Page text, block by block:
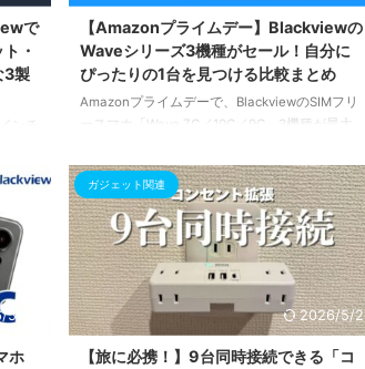
で
・
3製
ンチ
ェ
ら
13日
【Amazonプライムデー】Blackviewの
Waveシリーズ3機種がセール！自分に
ぴったりの1台を見つける比較まとめ
Amazonプライムデーで、BlackviewのSIMフリ
ースマホ「Wave 7C／10C／9C」3機種が最大
おすすめの選び方を比較して紹介します。セー
ルは7月13日（月）まで。
5/24
ホ
ガジェット関連
2026/5/2
【旅に必携！】9台同時接続できる「コ